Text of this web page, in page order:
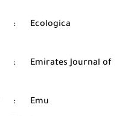
:
Ecologica
:
Emirates Journal of
:
Emu